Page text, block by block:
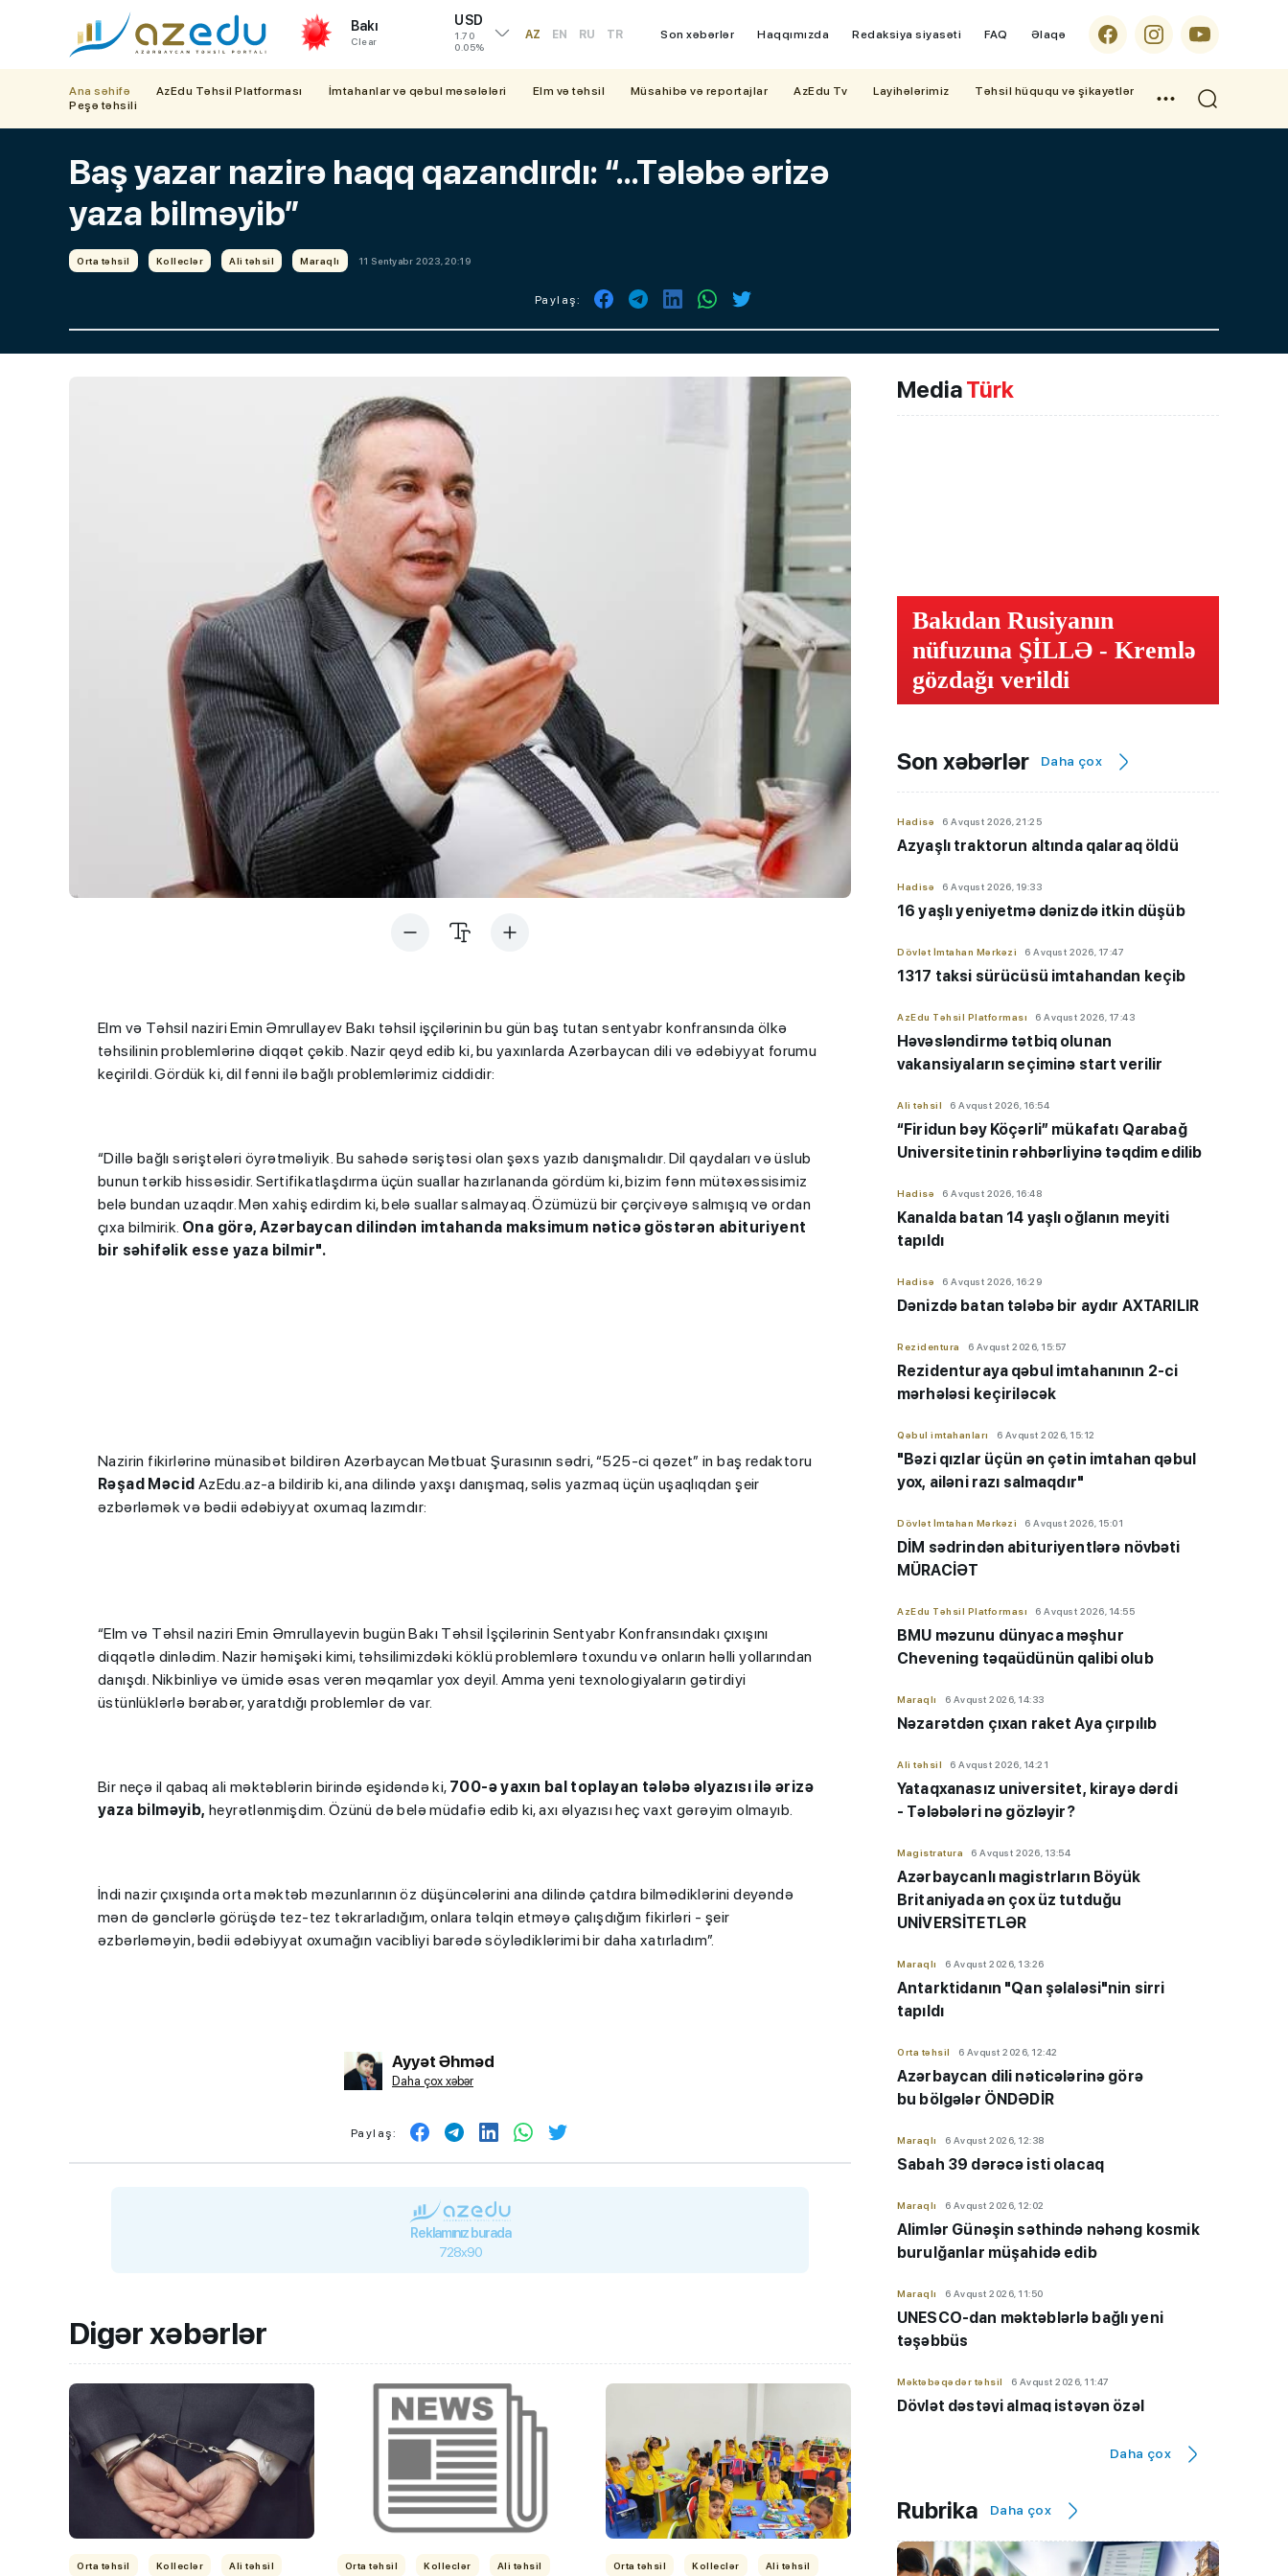
Bakı
Clear
USD
1.70
0.05%
AZ EN RU TR Son xəbərlər Haqqımızda Redaksiya siyasəti FAQ Əlaqə
Ana səhifə AzEdu Təhsil Platforması İmtahanlar və qəbul məsələləri Elm və təhsil Müsahibə və reportajlar AzEdu Tv Layihələrimiz
Təhsil hüququ və şikayətlər
Peşə təhsili
Baş yazar nazirə haqq qazandırdı: “...Tələbə ərizə
yaza bilməyib”
Orta təhsil Kolleclər Ali təhsil Maraqlı 11 Sentyabr 2023, 20:19
Paylaş:
Elm və Təhsil naziri Emin Əmrullayev Bakı təhsil işçilərinin bu gün baş tutan sentyabr konfransında ölkə
təhsilinin problemlərinə diqqət çəkib. Nazir qeyd edib ki, bu yaxınlarda Azərbaycan dili və ədəbiyyat forumu
keçirildi. Gördük ki, dil fənni ilə bağlı problemlərimiz ciddidir:
“Dillə bağlı səriştələri öyrətməliyik. Bu sahədə səriştəsi olan şəxs yazıb danışmalıdır. Dil qaydaları və üslub
bunun tərkib hissəsidir. Sertifikatlaşdırma üçün suallar hazırlananda gördüm ki, bizim fənn mütəxəssisimiz
belə bundan uzaqdır. Mən xahiş edirdim ki, belə suallar salmayaq. Özümüzü bir çərçivəyə salmışıq və ordan
çıxa bilmirik. Ona görə, Azərbaycan dilindən imtahanda maksimum nəticə göstərən abituriyent
bir səhifəlik esse yaza bilmir".
Nazirin fikirlərinə münasibət bildirən Azərbaycan Mətbuat Şurasının sədri, “525-ci qəzet” in baş redaktoru
Rəşad Məcid AzEdu.az-a bildirib ki, ana dilində yaxşı danışmaq, səlis yazmaq üçün uşaqlıqdan şeir
əzbərləmək və bədii ədəbiyyat oxumaq lazımdır:
“Elm və Təhsil naziri Emin Əmrullayevin bugün Bakı Təhsil İşçilərinin Sentyabr Konfransındakı çıxışını
diqqətlə dinlədim. Nazir həmişəki kimi, təhsilimizdəki köklü problemlərə toxundu və onların həlli yollarından
danışdı. Nikbinliyə və ümidə əsas verən məqamlar yox deyil. Amma yeni texnologiyaların gətirdiyi
üstünlüklərlə bərabər, yaratdığı problemlər də var.
Bir neçə il qabaq ali məktəblərin birində eşidəndə ki, 700-ə yaxın bal toplayan tələbə əlyazısı ilə ərizə
yaza bilməyib, heyrətlənmişdim. Özünü də belə müdafiə edib ki, axı əlyazısı heç vaxt gərəyim olmayıb.
İndi nazir çıxışında orta məktəb məzunlarının öz düşüncələrini ana dilində çatdıra bilmədiklərini deyəndə
mən də gənclərlə görüşdə tez-tez təkrarladığım, onlara təlqin etməyə çalışdığım fikirləri - şeir
əzbərləməyin, bədii ədəbiyyat oxumağın vacibliyi barədə söylədiklərimi bir daha xatırladım”.
Ayyət Əhməd
Daha çox xəbər
Paylaş:
Reklamınız burada
728x90
Digər xəbərlər
Orta təhsil Kolleclər
Ali təhsil
Orta təhsil Kolleclər
Ali təhsil
Orta təhsil Kolleclər
Ali təhsil
MediaTürk
Bakıdan Rusiyanın
nüfuzuna ŞİLLƏ - Kremlə
gözdağı verildi
Son xəbərlər Daha çox
Hadisə 6 Avqust 2026, 21:25
Azyaşlı traktorun altında qalaraq öldü
Hadisə 6 Avqust 2026, 19:33
16 yaşlı yeniyetmə dənizdə itkin düşüb
Dövlət İmtahan Mərkəzi 6 Avqust 2026, 17:47
1317 taksi sürücüsü imtahandan keçib
AzEdu Təhsil Platforması 6 Avqust 2026, 17:43
Həvəsləndirmə tətbiq olunan
vakansiyaların seçiminə start verilir
Ali təhsil 6 Avqust 2026, 16:54
“Firidun bəy Köçərli” mükafatı Qarabağ
Universitetinin rəhbərliyinə təqdim edilib
Hadisə 6 Avqust 2026, 16:48
Kanalda batan 14 yaşlı oğlanın meyiti
tapıldı
Hadisə 6 Avqust 2026, 16:29
Dənizdə batan tələbə bir aydır AXTARILIR
Rezidentura 6 Avqust 2026, 15:57
Rezidenturaya qəbul imtahanının 2-ci
mərhələsi keçiriləcək
Qəbul imtahanları 6 Avqust 2026, 15:12
"Bəzi qızlar üçün ən çətin imtahan qəbul
yox, ailəni razı salmaqdır"
Dövlət İmtahan Mərkəzi 6 Avqust 2026, 15:01
DİM sədrindən abituriyent ​​​​​​​lərə növbəti
MÜRACİƏT
AzEdu Təhsil Platforması 6 Avqust 2026, 14:55
BMU məzunu dünyaca məşhur
Chevening təqaüdünün qalibi olub
Maraqlı 6 Avqust 2026, 14:33
Nəzarətdən çıxan raket Aya çırpılıb
Ali təhsil 6 Avqust 2026, 14:21
Yataqxanasız universitet, kirayə dərdi
- Tələbələri nə gözləyir?
Magistratura 6 Avqust 2026, 13:54
Azərbaycanlı magistrların Böyük
Britaniyada ən çox üz tutduğu
UNİVERSİTETLƏR
Maraqlı 6 Avqust 2026, 13:26
Antarktidanın "Qan şəlaləsi"nin sirri
tapıldı
Orta təhsil 6 Avqust 2026, 12:42
Azərbaycan dili nəticələrinə görə
bu bölgələr ÖNDƏDİR
Maraqlı 6 Avqust 2026, 12:38
Sabah 39 dərəcə isti olacaq
Maraqlı 6 Avqust 2026, 12:02
Alimlər Günəşin səthində nəhəng kosmik
burulğanlar müşahidə edib
Maraqlı 6 Avqust 2026, 11:50
UNESCO-dan məktəblərlə bağlı yeni
təşəbbüs
Məktəbəqədər təhsil 6 Avqust 2026, 11:47
Dövlət dəstəyi almaq istəyən özəl
qaydaların tətbiqinə ehtiyac var"
Hadisə 6 Avqust 2026, 11:20
Daha çox
Rubrika Daha çox